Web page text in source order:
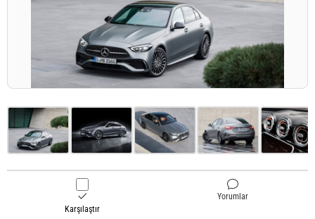
Karşılaştır
Yorumlar